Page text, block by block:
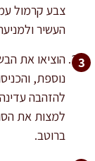
צבע קרמול
העשיר
הוציאו את
נוספת,
למצות את
ברוטב.